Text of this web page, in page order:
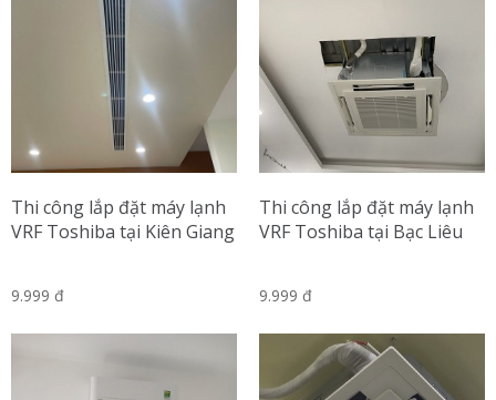
Thi công lắp đặt máy lạnh
VRF Toshiba tại Kiên Giang
9.999 đ
Thi công lắp đặt máy lạnh
VRF Toshiba tại Bạc Liêu
9.999 đ